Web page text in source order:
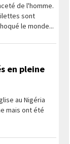
de l'homme.
sont
le monde...
en pleine
au Nigéria
mais ont été